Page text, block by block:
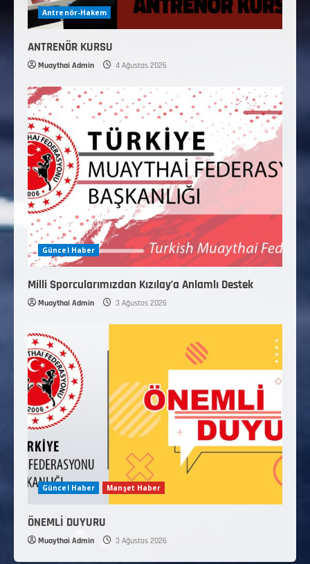
Antrenör-Hakem
ANTRENÖR KURSU
Muaythai Admin 4 Ağustos 2026
Güncel Haber
Milli Sporcularımızdan Kızılay’a Anlamlı Destek
Muaythai Admin 3 Ağustos 2026
Güncel Haber Manşet Haber
ÖNEMLİ DUYURU
Muaythai Admin 3 Ağustos 2026